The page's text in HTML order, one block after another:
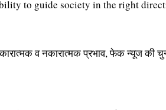
व नकारात्मक प्रभाव, फेक न्यूज की